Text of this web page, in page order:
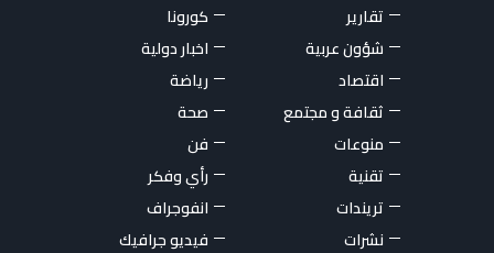
تقارير
كورونا
شؤون عربية
اخبار دولية
اقتصاد
رياضة
ثقافة و مجتمع
صحة
منوعات
فن
تقنية
رأي وفكر
تريندات
انفوجراف
نشرات
فيديو جرافيك